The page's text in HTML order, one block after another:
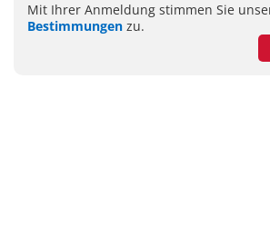
Mit Ihrer Anmeldung stimmen Sie
Bestimmungen zu.